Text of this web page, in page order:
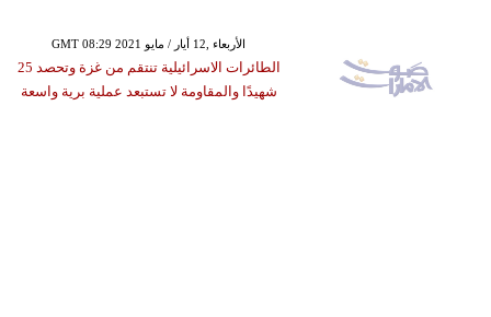
GMT 08:29 2021 الأربعاء ,12 أيار / مايو
الطائرات الاسرائيلية تنتقم من غزة وتحصد 25
شهيدًا والمقاومة لا تستبعد عملية برية واسعة